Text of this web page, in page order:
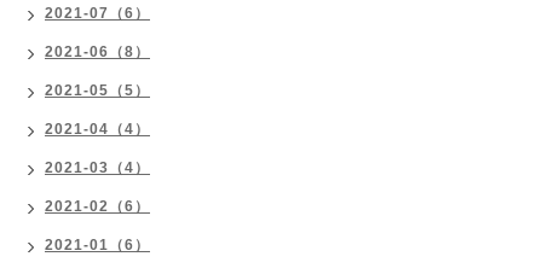
2021-07（6）
2021-06（8）
2021-05（5）
2021-04（4）
2021-03（4）
2021-02（6）
2021-01（6）